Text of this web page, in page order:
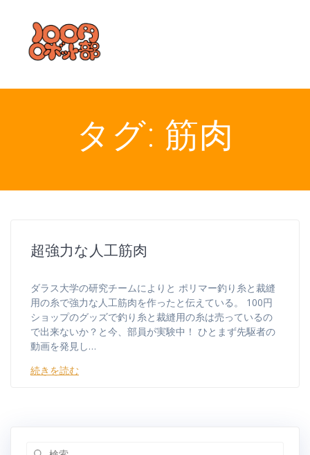
タグ: 筋肉
超強力な人工筋肉
ダラス大学の研究チームによりと ポリマー釣り糸と裁縫
用の糸で強力な人工筋肉を作ったと伝えている。 100円
ショップのグッズで釣り糸と裁縫用の糸は売っているの
で出来ないか？と今、部員が実験中！ ひとまず先駆者の
動画を発見し…
続きを読む